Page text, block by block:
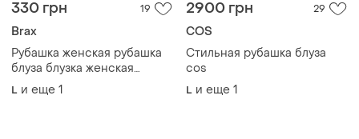
330 грн 19
Brax
Рубашка женская рубашка
блуза блузка женская
голубой полоска хлопок
L и еще 1
2900 грн 29
COS
Стильная рубашка блуза
cos
L и еще 1